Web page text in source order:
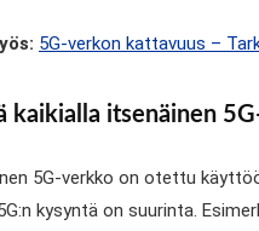
5G-verkon kattavuus –
kaikialla itsenäinen
5G-verkko on otettu
kysyntä on suurinta.